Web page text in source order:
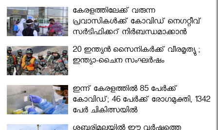
കേരളത്തിലേക്ക് വരുന്ന
പ്രവാസികള്‍ക്ക് കോവിഡ് നെഗറ്റീവ്
സര്‍ട്ടിഫിക്കറ്റ് നിർബന്ധമാക്കാൻ
മന്ത്രിസഭ
20 ഇന്ത്യൻ സൈനികർക്ക് വീരമൃത്യു ;
ഇന്ത്യാ-ചൈന സംഘർഷം
ഇന്ന് കേരളത്തിൽ 85 പേർക്ക്
കോവിഡ്; 46 പേർക്ക് രോഗമുക്തി, 1342
പേർ ചികിത്സയിൽ